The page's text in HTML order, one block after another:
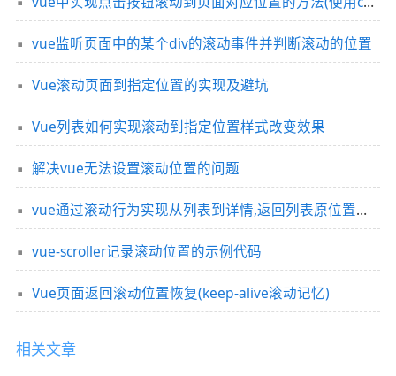
vue监听页面中的某个div的滚动事件并判断滚动的位置
Vue滚动页面到指定位置的实现及避坑
Vue列表如何实现滚动到指定位置样式改变效果
解决vue无法设置滚动位置的问题
vue通过滚动行为实现从列表到详情,返回列表原位置的方法
vue-scroller记录滚动位置的示例代码
Vue页面返回滚动位置恢复(keep-alive滚动记忆)
相关文章